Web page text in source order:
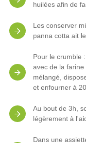
huilées afin de
Les conserver
panna cotta ait
Pour le crumble
avec de la
mélangé,
et enfourner à
Au bout de 3h,
légèrement à
Dans une